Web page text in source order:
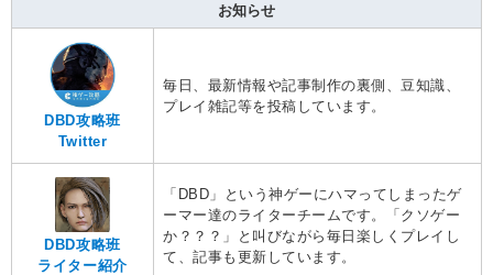
お知らせ
DBD攻略班
Twitter
毎日、最新情報や記事制作の裏側、豆知識、
プレイ雑記等を投稿しています。
DBD攻略班
ライター紹介
「DBD」という神ゲーにハマってしまったゲ
ーマー達のライターチームです。「クソゲー
か？？？」と叫びながら毎日楽しくプレイし
て、記事も更新しています。